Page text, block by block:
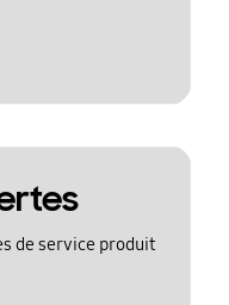
de service produit